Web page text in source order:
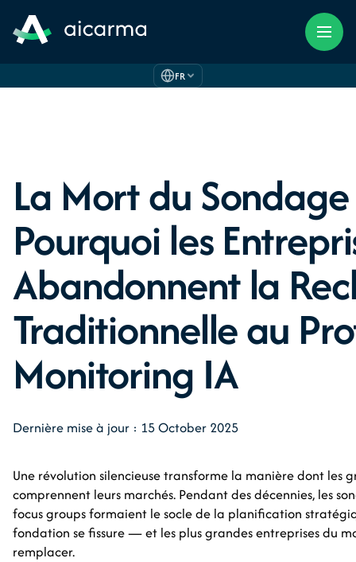
FR
La Mort du
Pourquoi les
Abandonnent la
Traditionnelle au
Monitoring IA
Dernière mise à jour : 15 October 2025
Une révolution silencieuse transforme la manière dont les
comprennent leurs marchés. Pendant des décennies, les
focus groups formaient le socle de la planification
fondation se fissure — et les plus grandes entreprises du
remplacer.